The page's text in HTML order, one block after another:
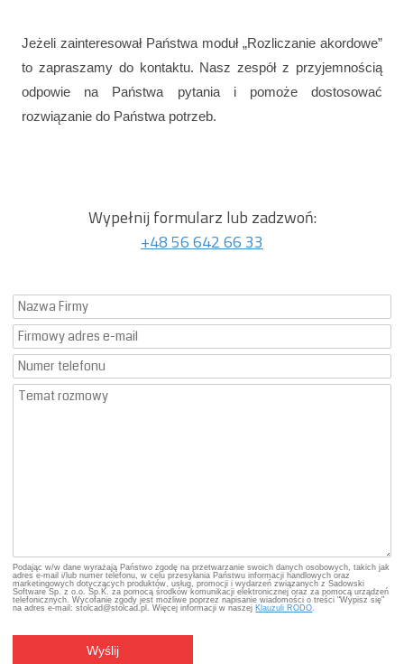
Jeżeli zainteresował Państwa moduł „Rozliczanie akordowe”
to zapraszamy do kontaktu. Nasz zespół z przyjemnością
odpowie na Państwa pytania i pomoże dostosować
rozwiązanie do Państwa potrzeb.
Wypełnij formularz lub zadzwoń:
+48 56 642 66 33
Podając w/w dane wyrażają Państwo zgodę na przetwarzanie swoich danych osobowych, takich jak
adres e-mail i/lub numer telefonu, w celu przesyłania Państwu informacji handlowych oraz
marketingowych dotyczących produktów, usług, promocji i wydarzeń związanych z Sadowski
Software Sp. z o.o. Sp.K. za pomocą środków komunikacji elektronicznej oraz za pomocą urządzeń
telefonicznych. Wycofanie zgody jest możliwe poprzez napisanie wiadomości o treści "Wypisz się"
na adres e-mail: stolcad@stolcad.pl. Więcej informacji w naszej Klauzuli RODO
Wyślij